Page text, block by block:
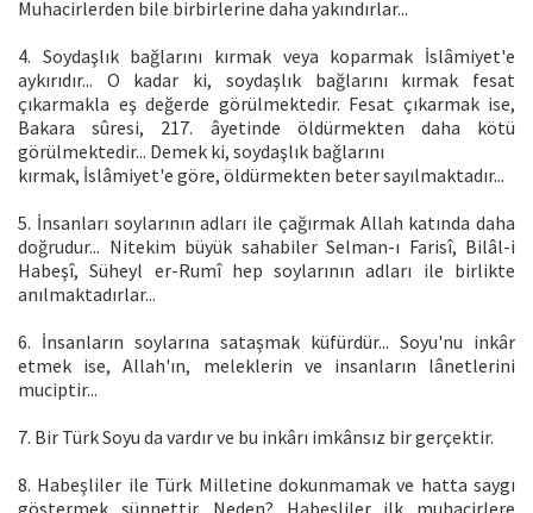
Muhacirlerden bile birbirlerine daha yakındırlar...
4. Soydaşlık bağlarını kırmak veya koparmak İslâmiyet'e
aykırıdır... O kadar ki, soydaşlık bağlarını kırmak fesat
çıkarmakla eş değerde görülmektedir. Fesat çıkarmak ise,
Bakara sûresi, 217. âyetinde öldürmekten daha kötü
görülmektedir... Demek ki, soydaşlık bağlarını
kırmak, İslâmiyet'e göre, öldürmekten beter sayılmaktadır...
5. İnsanları soylarının adları ile çağırmak Allah katında daha
doğrudur... Nitekim büyük sahabiler Selman-ı Farisî, Bilâl-i
Habeşî, Süheyl er-Rumî hep soylarının adları ile birlikte
anılmaktadırlar...
6. İnsanların soylarına sataşmak küfürdür... Soyu'nu inkâr
etmek ise, Allah'ın, meleklerin ve insanların lânetlerini
muciptir...
7. Bir Türk Soyu da vardır ve bu inkârı imkânsız bir gerçektir.
8. Habeşliler ile Türk Milletine dokunmamak ve hatta saygı